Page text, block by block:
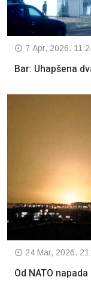
7 Apr, 2026.
Bar: Uhapšena
24 Mar, 2026.
Od NATO